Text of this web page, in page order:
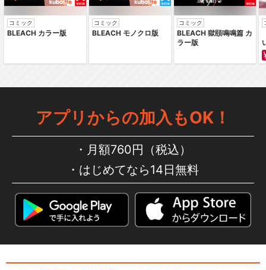
コミック
BLEACH カラー版
コミック
BLEACH モノクロ版
コミック
BLEACH 獄頤鳴鳴篇 カ
ラー版
アプリからの加入もOK！
月額760円（税込）
はじめてなら14日無料